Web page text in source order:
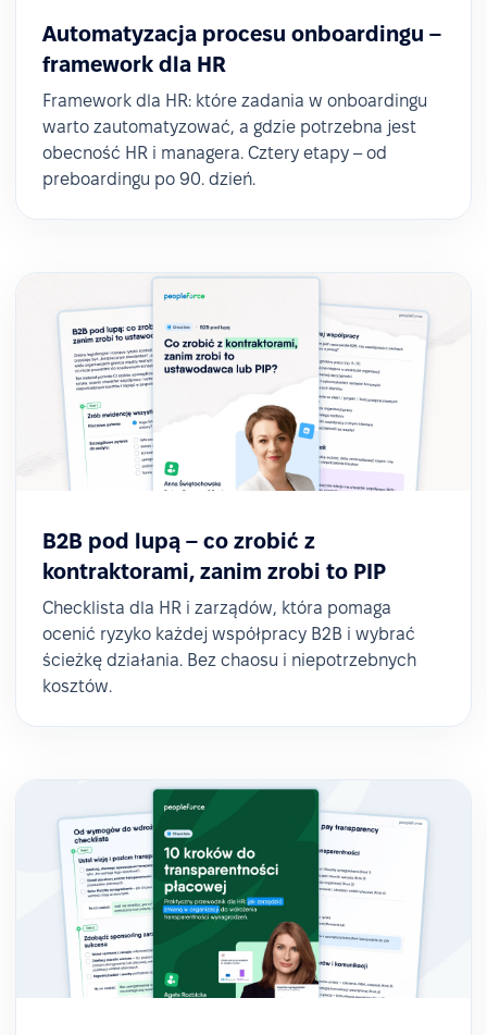
Automatyzacja procesu onboardingu –
framework dla HR
Framework dla HR: które zadania w onboardingu
warto zautomatyzować, a gdzie potrzebna jest
obecność HR i managera. Cztery etapy – od
preboardingu po 90. dzień.
B2B pod lupą – co zrobić z
kontraktorami, zanim zrobi to PIP
Checklista dla HR i zarządów, która pomaga
ocenić ryzyko każdej współpracy B2B i wybrać
ścieżkę działania. Bez chaosu i niepotrzebnych
kosztów.